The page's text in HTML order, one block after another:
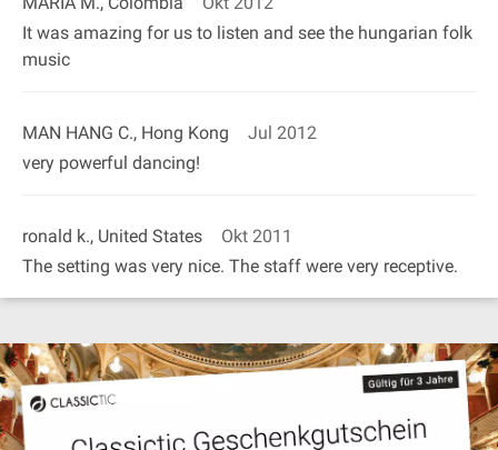
It was amazing for us to listen and see the hungarian folk
music
MAN HANG C., Hong Kong
Jul 2012
very powerful dancing!
ronald k., United States
Okt 2011
The setting was very nice. The staff were very receptive.